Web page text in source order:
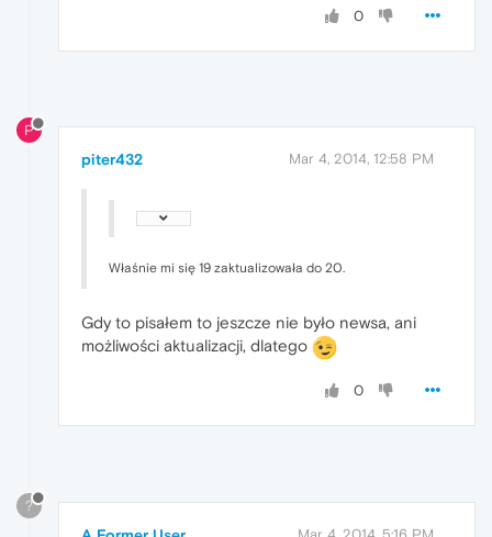
0
P
piter432 Mar 4, 2014, 12:58 PM
Właśnie mi się 19 zaktualizowała do 20.
Gdy to pisałem to jeszcze nie było newsa, ani
możliwości aktualizacji, dlatego
0
?